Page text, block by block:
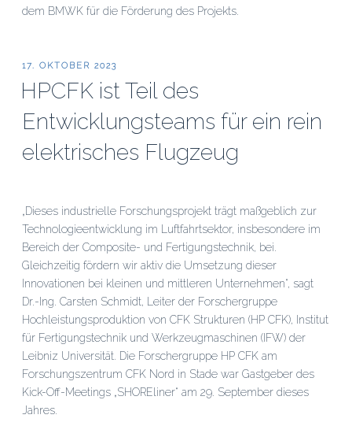
dem BMWK für die Förderung des Projekts.
VERÖFFENTLICHT
17. OKTOBER 2023
HPCFK ist Teil des
Entwicklungsteams für ein rein
elektrisches Flugzeug
„Dieses industrielle Forschungsprojekt trägt maßgeblich zur
Technologieentwicklung im Luftfahrtsektor, insbesondere im
Bereich der Composite- und Fertigungstechnik, bei.
Gleichzeitig fördern wir aktiv die Umsetzung dieser
Innovationen bei kleinen und mittleren Unternehmen“, sagt
Dr.-Ing. Carsten Schmidt, Leiter der Forschergruppe
Hochleistungsproduktion von CFK Strukturen (HP CFK), Institut
für Fertigungstechnik und Werkzeugmaschinen (IFW) der
Leibniz Universität. Die Forschergruppe HP CFK am
Forschungszentrum CFK Nord in Stade war Gastgeber des
Kick-Off-Meetings „SHOREliner“ am 29. September dieses
Jahres.